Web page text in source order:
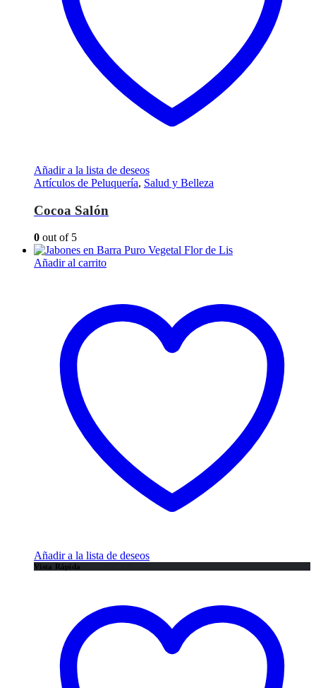
Añadir a la lista de deseos
Artículos de Peluquería, Salud y Belleza
Cocoa Salón
0 out of 5
Añadir al carrito
Añadir a la lista de deseos
Vista Rápida